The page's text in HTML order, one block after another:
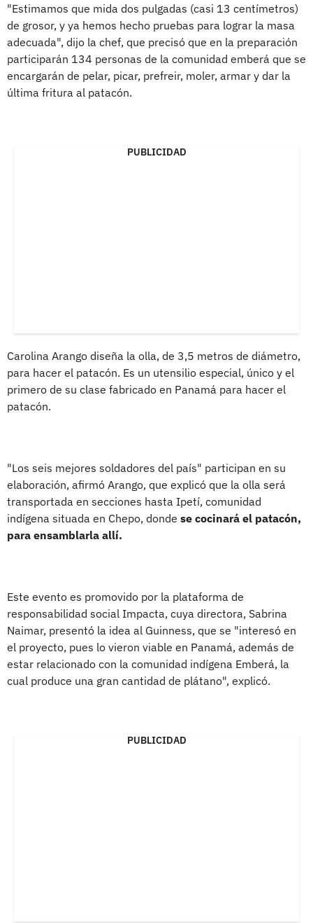
"Estimamos que mida dos pulgadas (casi 13 centímetros)
de grosor, y ya hemos hecho pruebas para lograr la masa
adecuada", dijo la chef, que precisó que en la preparación
participarán 134 personas de la comunidad emberá que se
encargarán de pelar, picar, prefreir, moler, armar y dar la
última fritura al patacón.
PUBLICIDAD
Carolina Arango diseña la olla, de 3,5 metros de diámetro,
para hacer el patacón. Es un utensilio especial, único y el
primero de su clase fabricado en Panamá para hacer el
patacón.
"Los seis mejores soldadores del país" participan en su
elaboración, afirmó Arango, que explicó que la olla será
transportada en secciones hasta Ipetí, comunidad
indígena situada en Chepo, donde se cocinará el patacón,
para ensamblarla allí.
Este evento es promovido por la plataforma de
responsabilidad social Impacta, cuya directora, Sabrina
Naimar, presentó la idea al Guinness, que se "interesó en
el proyecto, pues lo vieron viable en Panamá, además de
estar relacionado con la comunidad indígena Emberá, la
cual produce una gran cantidad de plátano", explicó.
PUBLICIDAD